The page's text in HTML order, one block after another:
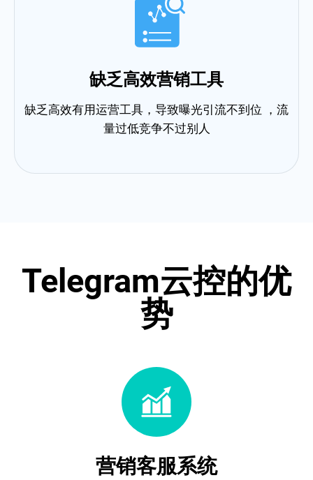
缺乏高效营销工具
缺乏高效有用运营工具，导致曝光引流不到位 ，流
量过低竞争不过别人
Telegram云控的优
势
营销客服系统